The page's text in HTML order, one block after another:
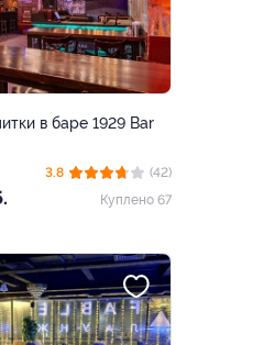
в баре 1929 Bar
3.8
(42)
Куплено 67